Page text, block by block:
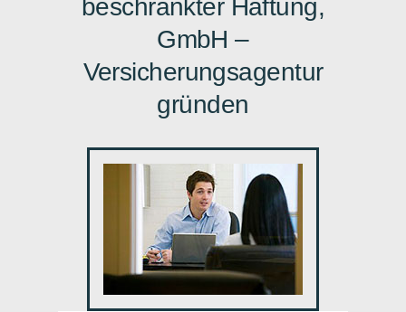
beschränkter Haftung,
GmbH –
Versicherungsagentur
gründen